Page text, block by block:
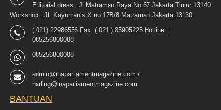
Editorial dress : Jl Matraman Raya No.67 Jakarta Timur 13140
Workshop : Jl. Kayumanis X no.17B/8 Matraman Jakarta 13130
( 021) 22986556 Fax. ( 021 ) 85905225 Hotline :
085256800088
085256800088
admin@inaparliamentmagazine.com /
harling@inaparliamentmagazine.com
BANTUAN